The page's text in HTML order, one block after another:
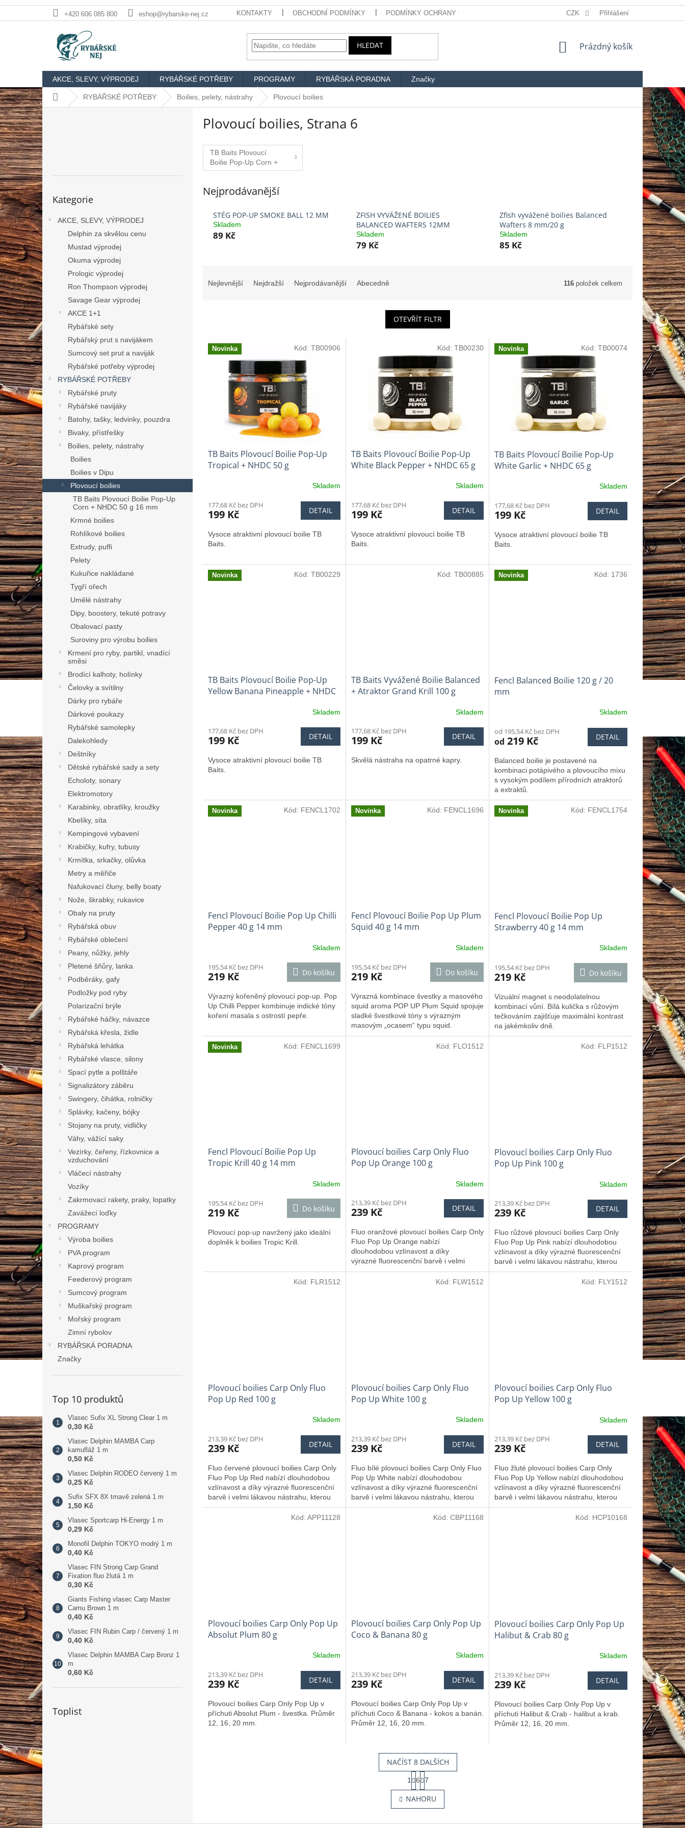
+420 606 085 800 eshop@rybarske-nej.cz KONTAKTY OBCHODNÍ PODMÍNKY PODMÍNKY OCHRANY OSOBNÍCH ÚDAJŮ REKLAMACE SLOVNÍK POJMŮ
CZK Přihlášení
HLEDAT
NÁKUPNÍ
Prázdný košík
AKCE, SLEVY, VÝPRODEJ RYBÁŘSKÉ POTŘEBY PROGRAMY RYBÁŘSKÁ PORADNA Značky
Domů RYBÁŘSKÉ POTŘEBY Boilies, pelety, nástrahy Plovoucí boilies
P
o
s
t
r
a
n
n
í
p
a
n
e
l
kategorie
Kategorie
AKCE, SLEVY, VÝPRODEJ
Delphin za skvělou cenu
Mustad výprodej
Okuma výprodej
Prologic výprodej
Ron Thompson výprodej
Savage Gear výprodej
AKCE 1+1
Rybářské sety
Rybářský prut s navijákem
Sumcový set prut a naviják
Rybářské potřeby výprodej
RYBÁŘSKÉ POTŘEBY
Rybářské pruty
Rybářské navijáky
Batohy, tašky, ledvinky, pouzdra
Bivaky, přístřešky
Boilies, pelety, nástrahy
Boilies
Boilies v Dipu
Plovoucí boilies
TB Baits Plovoucí Boilie Pop-Up
Corn + NHDC 50 g 16 mm
Krmné boilies
Rohlíkové boilies
Extrudy, puffi
Pelety
Kukuřice nakládané
Tygří ořech
Umělé nástrahy
Dipy, boostery, tekuté potravy
Obalovací pasty
Suroviny pro výrobu boilies
Krmení pro ryby, partikl, vnadící
směsi
Brodící kalhoty, holínky
Čelovky a svítilny
Dárky pro rybáře
Dárkové poukazy
Rybářské samolepky
Dalekohledy
Deštníky
Dětské rybářské sady a sety
Echoloty, sonary
Elektromotory
Karabinky, obratlíky, kroužky
Kbelíky, síta
Kempingové vybavení
Krabičky, kufry, tubusy
Krmítka, srkačky, olůvka
Metry a měřiče
Nafukovací čluny, belly boaty
Nože, škrabky, rukavice
Obaly na pruty
Rybářská obuv
Rybářské oblečení
Peany, nůžky, jehly
Pletené šňůry, lanka
Podběráky, gafy
Podložky pod ryby
Polarizační brýle
Rybářské háčky, návazce
Rybářská křesla, židle
Rybářská lehátka
Rybářské vlasce, silony
Spací pytle a polštáře
Signalizátory záběru
Swingery, čihátka, rolničky
Splávky, kačeny, bójky
Stojany na pruty, vidličky
Váhy, vážící saky
Vezírky, čeřeny, řízkovnice a
vzduchování
Vláčecí nástrahy
Vozíky
Zakrmovací rakety, praky, lopatky
Zavážecí loďky
PROGRAMY
Výroba boilies
PVA program
Kaprový program
Feederový program
Sumcový program
Muškařský program
Mořský program
Zimní rybolov
RYBÁŘSKÁ PORADNA
Značky
Top 10 produktů
Vlasec Sufix XL Strong Clear 1 m
0,30 Kč
Vlasec Delphin MAMBA Carp
kamufláž 1 m
0,50 Kč
Vlasec Delphin RODEO červený 1 m
0,25 Kč
Sufix SFX 8X tmavě zelená 1 m
1,50 Kč
Vlasec Sportcarp Hi-Energy 1 m
0,29 Kč
Monofil Delphin TOKYO modrý 1 m
0,40 Kč
Vlasec FIN Strong Carp Grand
Fixation fluo žlutá 1 m
0,30 Kč
Giants Fishing vlasec Carp Master
Camu Brown 1 m
0,40 Kč
Vlasec FIN Rubin Carp / červený 1 m
0,40 Kč
Vlasec Delphin MAMBA Carp Bronz 1
m
0,60 Kč
Toplist
Plovoucí boilies, Strana 6
TB Baits Plovoucí
Boilie Pop-Up Corn +
NHDC 50 g 16 mm
Nejprodávanější
STÉG POP-UP SMOKE BALL 12 MM
Skladem
89 Kč
ZFISH VYVÁŽENÉ BOILIES
BALANCED WAFTERS 12MM
Skladem
79 Kč
Zfish vyvážené boilies Balanced
Wafters 8 mm/20 g
Skladem
85 Kč
Nejlevnější Nejdražší Nejprodávanější Abecedně 116 položek celkem
OTEVŘÍT FILTR
V Novinka
TB Baits Plovoucí Boilie Pop-Up
Tropical + NHDC 50 g
Skladem
177,68 Kč bez DPH
199 Kč DETAIL
Vysoce atraktivní plovoucí boilie TB
Baits.
Kód: TB00906
TB Baits Plovoucí Boilie Pop-Up
White Black Pepper + NHDC 65 g
Skladem
177,68 Kč bez DPH
199 Kč DETAIL
Vysoce atraktivní plovoucí boilie TB
Baits.
Kód: TB00230 Novinka
TB Baits Plovoucí Boilie Pop-Up
White Garlic + NHDC 65 g
Skladem
177,68 Kč bez DPH
199 Kč DETAIL
Vysoce atraktivní plovoucí boilie TB
Baits.
Kód: TB00074
Novinka
TB Baits Plovoucí Boilie Pop-Up
Yellow Banana Pineapple + NHDC
Skladem
177,68 Kč bez DPH
199 Kč DETAIL
Vysoce atraktivní plovoucí boilie TB
Baits.
Kód: TB00229
TB Baits Vyvážené Boilie Balanced
+ Atraktor Grand Krill 100 g
Skladem
177,68 Kč bez DPH
199 Kč DETAIL
Skvělá nástraha na opatrné kapry.
Kód: TB00885 Novinka
Fencl Balanced Boilie 120 g / 20
mm
Skladem
od 195,54 Kč bez DPH
od 219 Kč DETAIL
Balanced boilie je postavené na
kombinaci potápivého a plovoucího mixu
s vysokým podílem přírodních atraktorů
a extraktů.
Kód: 1736
Novinka
Fencl Plovoucí Boilie Pop Up Chilli
Pepper 40 g 14 mm
Skladem
195,54 Kč bez DPH
219 Kč Do košíku
Výrazný kořeněný plovoucí pop-up. Pop
Up Chilli Pepper kombinuje indické tóny
koření masala s ostrostí pepře.
Kód: FENCL1702 Novinka
Fencl Plovoucí Boilie Pop Up Plum
Squid 40 g 14 mm
Skladem
195,54 Kč bez DPH
219 Kč Do košíku
Výrazná kombinace švestky a masového
squid aroma POP UP Plum Squid spojuje
sladké švestkové tóny s výrazným
masovým „ocasem“ typu squid.
Kód: FENCL1696 Novinka
Fencl Plovoucí Boilie Pop Up
Strawberry 40 g 14 mm
Skladem
195,54 Kč bez DPH
219 Kč Do košíku
Vizuální magnet s neodolatelnou
kombinací vůní. Bílá kulička s růžovým
tečkováním zajišťuje maximální kontrast
na jakémkoliv dně.
Kód: FENCL1754
Novinka
Fencl Plovoucí Boilie Pop Up
Tropic Krill 40 g 14 mm
Skladem
195,54 Kč bez DPH
219 Kč Do košíku
Plovoucí pop-up navržený jako ideální
doplněk k boilies Tropic Krill.
Kód: FENCL1699
Plovoucí boilies Carp Only Fluo
Pop Up Orange 100 g
Skladem
213,39 Kč bez DPH
239 Kč DETAIL
Fluo oranžové plovoucí boilies Carp Only
Fluo Pop Up Orange nabízí
dlouhodobou vzlínavost a díky
výrazné fluorescenční barvě i velmi
lákavou nástrahu, kterou kapři nikdy
Kód: FLO1512
Plovoucí boilies Carp Only Fluo
Pop Up Pink 100 g
Skladem
213,39 Kč bez DPH
239 Kč DETAIL
Fluo růžové plovoucí boilies Carp Only
Fluo Pop Up Pink nabízí dlouhodobou
vzlínavost a díky výrazné fluorescenční
barvě i velmi lákavou nástrahu, kterou
kapři nikdy nenechají bez povšimnutí.
Kód: FLP1512
Plovoucí boilies Carp Only Fluo
Pop Up Red 100 g
Skladem
213,39 Kč bez DPH
239 Kč DETAIL
Fluo červené plovoucí boilies Carp Only
Fluo Pop Up Red nabízí dlouhodobou
vzlínavost a díky výrazné fluorescenční
barvě i velmi lákavou nástrahu, kterou
kapři nikdy nenechají bez povšimnutí.
Kód: FLR1512
Plovoucí boilies Carp Only Fluo
Pop Up White 100 g
Skladem
213,39 Kč bez DPH
239 Kč DETAIL
Fluo bílé plovoucí boilies Carp Only Fluo
Pop Up White nabízí dlouhodobou
vzlínavost a díky výrazné fluorescenční
barvě i velmi lákavou nástrahu, kterou
kapři nikdy nenechají bez povšimnutí.
Kód: FLW1512
Plovoucí boilies Carp Only Fluo
Pop Up Yellow 100 g
Skladem
213,39 Kč bez DPH
239 Kč DETAIL
Fluo žluté plovoucí boilies Carp Only
Fluo Pop Up Yellow nabízí dlouhodobou
vzlínavost a díky výrazné fluorescenční
barvě i velmi lákavou nástrahu, kterou
kapři nikdy nenechají bez povšimnutí.
Kód: FLY1512
Plovoucí boilies Carp Only Pop Up
Absolut Plum 80 g
Skladem
213,39 Kč bez DPH
239 Kč DETAIL
Plovoucí boilies Carp Only Pop Up v
příchuti Absolut Plum - švestka. Průměr
12, 16, 20 mm.
Kód: APP11128
Plovoucí boilies Carp Only Pop Up
Coco & Banana 80 g
Skladem
213,39 Kč bez DPH
239 Kč DETAIL
Plovoucí boilies Carp Only Pop Up v
příchuti Coco & Banana - kokos a banán.
Průměr 12, 16, 20 mm.
Kód: CBP11168
Plovoucí boilies Carp Only Pop Up
Halibut & Crab 80 g
Skladem
213,39 Kč bez DPH
239 Kč DETAIL
Plovoucí boilies Carp Only Pop Up v
příchuti Halibut & Crab - halibut a krab.
Průměr 12, 16, 20 mm.
Kód: HCP10168
O
v
l
d
NAČÍST 8 DALŠÍCH
S
t
r
á
n
1 6 7
NAHORU